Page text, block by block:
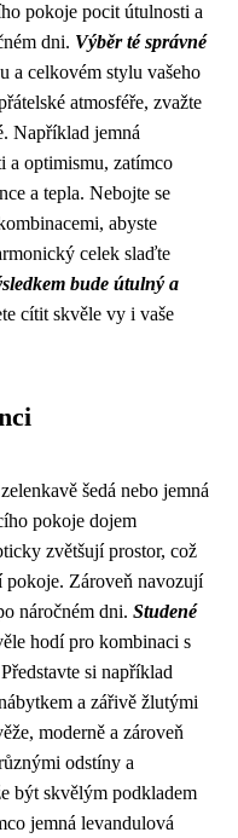
pokoje pocit útulnosti a
dni. Výběr té správné
a celkovém stylu vašeho
atmosféře, zvažte
Například jemná
a optimismu, zatímco
a tepla. Nebojte se
abyste
celek slaďte
bude útulný a
cítit skvěle vy i vaše
šedá nebo jemná
pokoje dojem
zvětšují prostor, což
pokoje. Zároveň navozují
náročném dni. Studené
hodí pro kombinaci s
si například
a zářivě žlutými
moderně a zároveň
odstíny a
být skvělým podkladem
jemná levandulová